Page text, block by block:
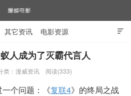

其它资讯 电影资源
人成为了灭霸代言人
类： 漫威资讯 阅读(333)
个问题：《复联4》的终局之战